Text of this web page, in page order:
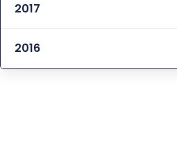
2017
2016